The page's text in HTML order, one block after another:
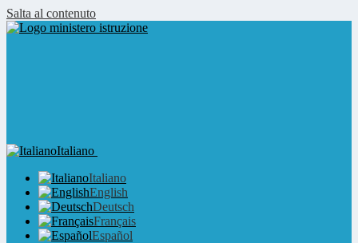
Salta al contenuto
Italiano
Italiano
English
Deutsch
Français
Español